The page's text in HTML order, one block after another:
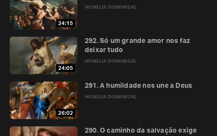
24:15
HOMILIA DOMINICAL
24:05
HOMILIA DOMINICAL
292. Só um grande amor nos faz
deixar tudo
26:02
HOMILIA DOMINICAL
291. A humildade nos une a Deus
290. O caminho da salvação exige